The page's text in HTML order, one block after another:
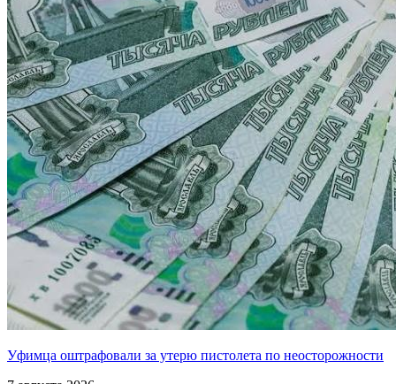
Уфимца оштрафовали за утерю пистолета по неосторожности